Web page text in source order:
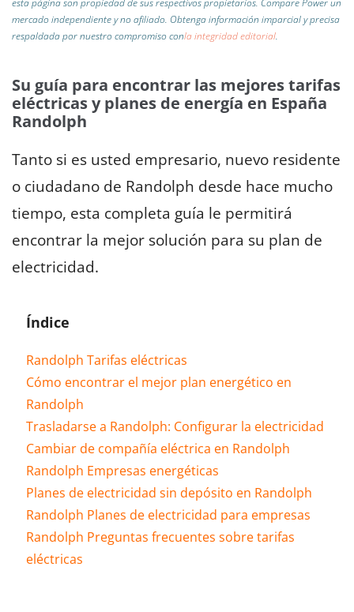
esta página son propiedad de sus respectivos propietarios. Compare Power un
mercado independiente y no afiliado. Obtenga información imparcial y precisa
respaldada por nuestro compromiso conla integridad editorial.
Su guía para encontrar las mejores tarifas
eléctricas y planes de energía en España
Randolph
Tanto si es usted empresario, nuevo residente
o ciudadano de Randolph desde hace mucho
tiempo, esta completa guía le permitirá
encontrar la mejor solución para su plan de
electricidad.
Índice
Randolph Tarifas eléctricas
Cómo encontrar el mejor plan energético en
Randolph
Trasladarse a Randolph: Configurar la electricidad
Cambiar de compañía eléctrica en Randolph
Randolph Empresas energéticas
Planes de electricidad sin depósito en Randolph
Randolph Planes de electricidad para empresas
Randolph Preguntas frecuentes sobre tarifas
eléctricas